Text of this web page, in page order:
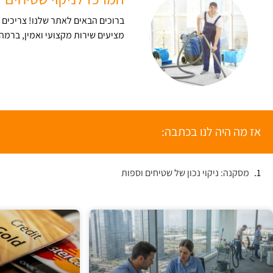
ברוכים הבאים לאתר שלנו! צריכים
מציעים שירות מקצועי ואמין,
אז מה היה לנו בכתבה:
מסקנה: ניקוי נכון של שטיחים וספות